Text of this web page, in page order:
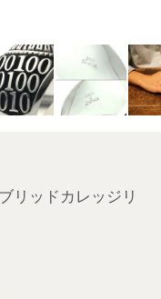
リッドカレッジリ